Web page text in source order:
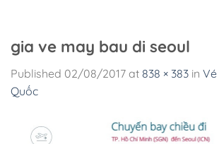
gia ve may bau di seoul
Published 02/08/2017 at 838 × 383 in
Quốc